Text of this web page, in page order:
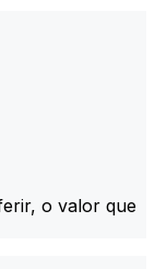
o valor que